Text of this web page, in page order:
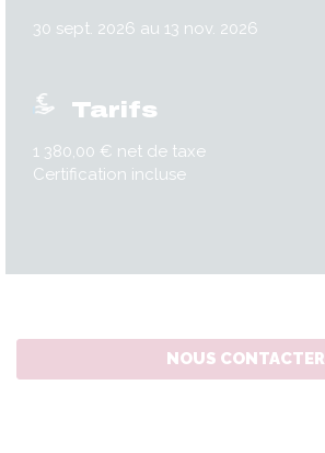
30 sept. 2026 au 13 nov. 2026
Tarifs
1 380,00 € net de taxe
Certification incluse
NOUS CONTACTER